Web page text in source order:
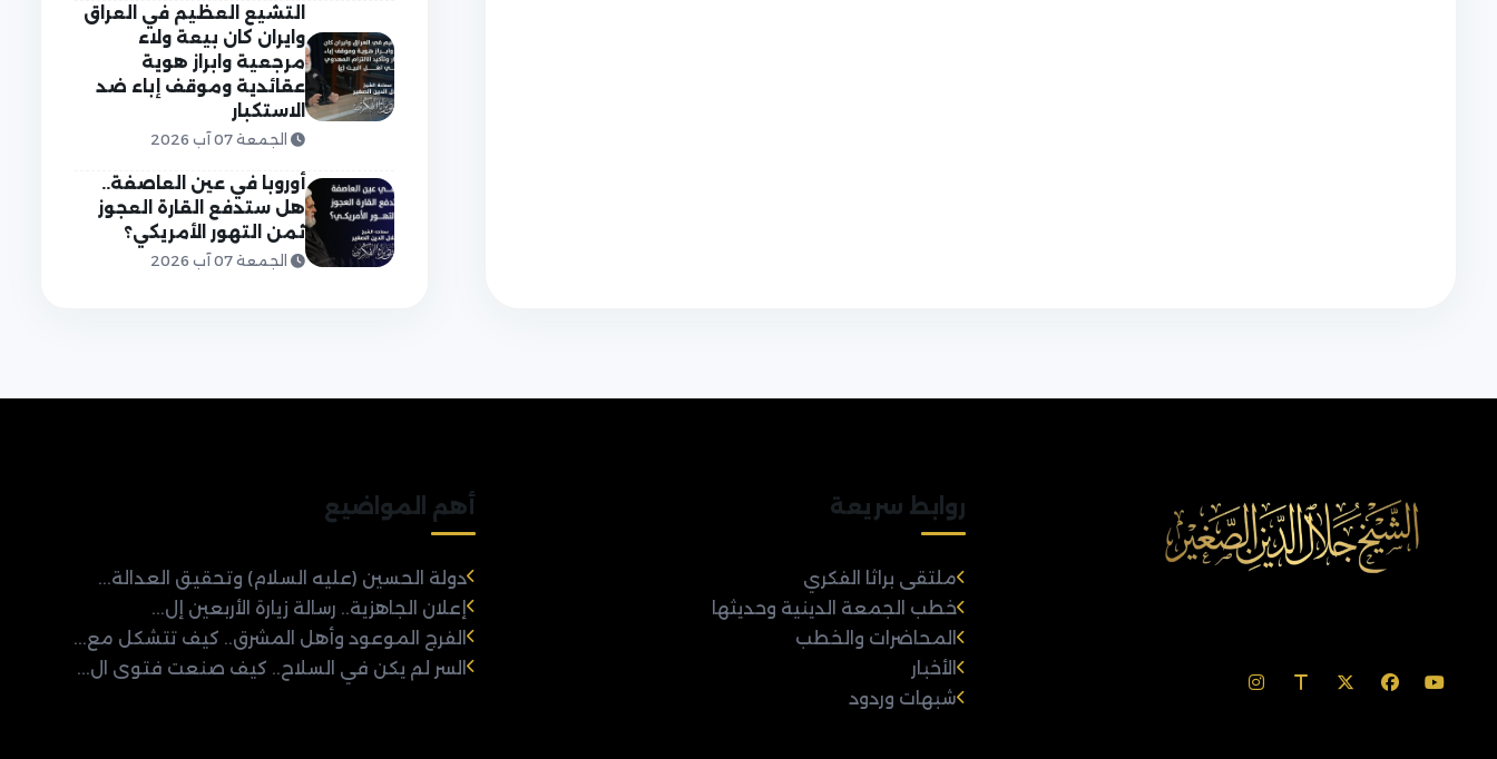
التشيع العظيم في العراق
وايران كان بيعة ولاء
مرجعية وابراز هوية
عقائدية وموقف إباء ضد
الاستكبار
الجمعة 07 آب 2026
أوروبا في عين العاصفة..
هل ستدفع القارة العجوز
ثمن التهور الأمريكي؟
الجمعة 07 آب 2026
روابط سريعة
ملتقى براثا الفكري
خطب الجمعة الدينية وحديثها
المحاضرات والخطب
الأخبار
شبهات وردود
أهم المواضيع
دولة الحسين (عليه السلام) وتحقيق العدالة...
إعلان الجاهزية.. رسالة زيارة الأربعين إل...
الفرج الموعود وأهل المشرق.. كيف تتشكل مع...
السر لم يكن في السلاح.. كيف صنعت فتوى ال...